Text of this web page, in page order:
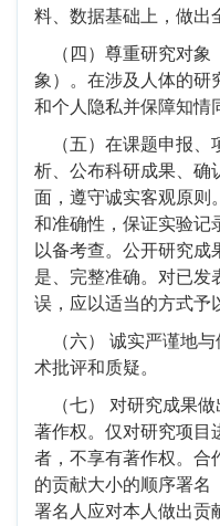
料、数据基础上，做出
（四）尊重研究对象
象）。在涉及人体的研
和个人隐私并保障知情
（五）在课题申报、
析、公布科研成果、确
面，遵守诚实客观原则
和准确性，保证实验记
以备考查。公开研究
是、完整准确。对已发
误，应以适当的方式予
（六）
诚实严谨地
术批评和质疑。
（七）
对研究成果
著作权。仅对研究项目
者，不享有著作权。合
的贡献大小的顺序署名
署名人应对本人做出贡